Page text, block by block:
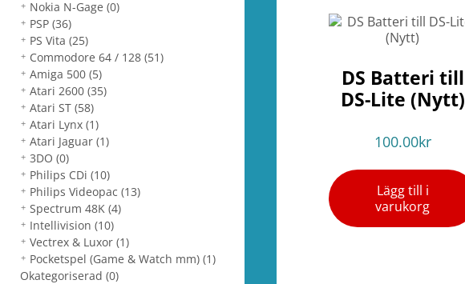
Nokia N-Gage(0)
PSP(36)
PS Vita(25)
Commodore 64 / 128(51)
Amiga 500(5)
Atari 2600(35)
Atari ST(58)
Atari Lynx(1)
Atari Jaguar(1)
3DO(0)
Philips CDi(10)
Philips Videopac(13)
Spectrum 48K(4)
Intellivision(10)
Vectrex & Luxor(1)
Pocketspel (Game & Watch mm)(1)
Okategoriserad (0)
DS Batteri till
DS-Lite (Nytt)
100.00kr
Lägg till i
varukorg